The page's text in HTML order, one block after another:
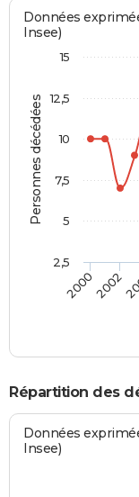
Personnes décédées
Données
Insee)
20002002
2,5
5
7,5
10
12,5
15
Répartition des
Données
Insee)